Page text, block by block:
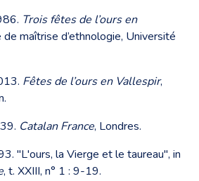
Trois fêtes de l’ours en
de maîtrise d’ethnologie, Université
Fêtes de l’ours en Vallespir,
Catalan France, Londres.
"L'ours, la Vierge et le taureau", in
, t. XXIII, n° 1 : 9-19.